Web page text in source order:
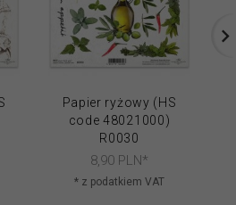
Papier ryżowy (HS
code 48021000)
R0030
8,90 PLN*
* z podatkiem VAT